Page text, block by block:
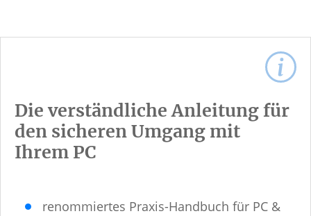
Die verständliche Anleitung für
den sicheren Umgang mit
Ihrem PC
renommiertes Praxis-Handbuch für PC &